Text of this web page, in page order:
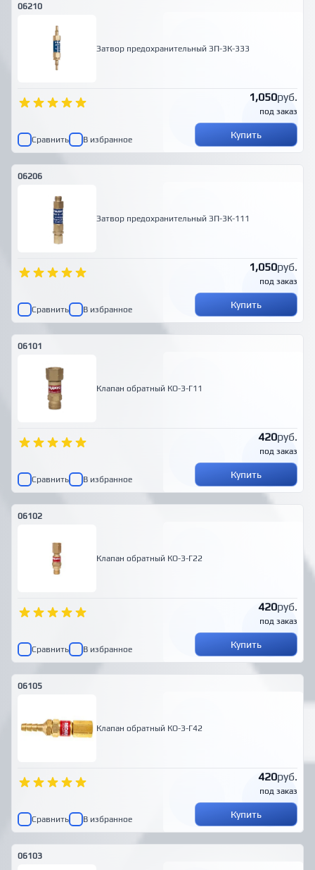
06210
Затвор предохранительный ЗП-3К-333
1,050руб.
под заказ
Сравнить В избранное Купить
06206
Затвор предохранительный ЗП-3К-111
1,050руб.
под заказ
Сравнить В избранное Купить
06101
Клапан обратный КО-3-Г11
420руб.
под заказ
Сравнить В избранное Купить
06102
Клапан обратный КО-3-Г22
420руб.
под заказ
Сравнить В избранное Купить
06105
Клапан обратный КО-3-Г42
420руб.
под заказ
Сравнить В избранное Купить
06103